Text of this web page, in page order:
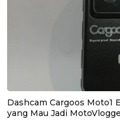
Dashcam Cargoos Moto1
yang Mau Jadi